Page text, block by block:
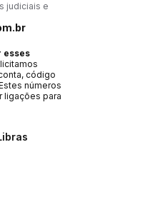
judiciais e
esses
código
números
ligações para